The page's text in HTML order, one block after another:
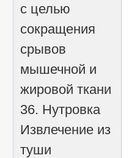
с целью
сокращения
срывов
мышечной и
жировой ткани
36. Нутровка
Извлечение из
туши